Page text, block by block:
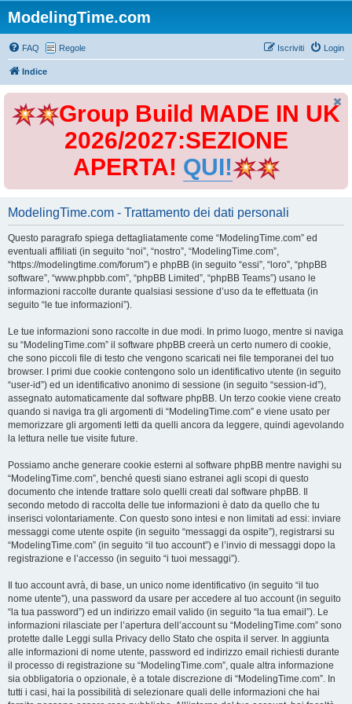
ModelingTime.com
FAQ Regole Login
Iscriviti
Indice
Group Build MADE IN UK
2026/2027:SEZIONE
APERTA! QUI!
ModelingTime.com - Trattamento dei dati personali
Questo paragrafo spiega dettagliatamente come “ModelingTime.com” ed
eventuali affiliati (in seguito “noi”, “nostro”, “ModelingTime.com”,
“https://modelingtime.com/forum”) e phpBB (in seguito “essi”, “loro”, “phpBB
software”, “www.phpbb.com”, “phpBB Limited”, “phpBB Teams”) usano le
informazioni raccolte durante qualsiasi sessione d’uso da te effettuata (in
seguito “le tue informazioni”).
Le tue informazioni sono raccolte in due modi. In primo luogo, mentre si naviga
su “ModelingTime.com” il software phpBB creerà un certo numero di cookie,
che sono piccoli file di testo che vengono scaricati nei file temporanei del tuo
browser. I primi due cookie contengono solo un identificativo utente (in seguito
“user-id”) ed un identificativo anonimo di sessione (in seguito “session-id”),
assegnato automaticamente dal software phpBB. Un terzo cookie viene creato
quando si naviga tra gli argomenti di “ModelingTime.com” e viene usato per
memorizzare gli argomenti letti da quelli ancora da leggere, quindi agevolando
la lettura nelle tue visite future.
Possiamo anche generare cookie esterni al software phpBB mentre navighi su
“ModelingTime.com”, benché questi siano estranei agli scopi di questo
documento che intende trattare solo quelli creati dal software phpBB. Il
secondo metodo di raccolta delle tue informazioni è dato da quello che tu
inserisci volontariamente. Con questo sono intesi e non limitati ad essi: inviare
messaggi come utente ospite (in seguito “messaggi da ospite”), registrarsi su
“ModelingTime.com” (in seguito “il tuo account”) e l’invio di messaggi dopo la
registrazione e l’accesso (in seguito “i tuoi messaggi”).
Il tuo account avrà, di base, un unico nome identificativo (in seguito “il tuo
nome utente”), una password da usare per accedere al tuo account (in seguito
“la tua password”) ed un indirizzo email valido (in seguito “la tua email”). Le
informazioni rilasciate per l’apertura dell’account su “ModelingTime.com” sono
protette dalle Leggi sulla Privacy dello Stato che ospita il server. In aggiunta
alle informazioni di nome utente, password ed indirizzo email richiesti durante
il processo di registrazione su “ModelingTime.com”, quale altra informazione
sia obbligatoria o opzionale, è a totale discrezione di “ModelingTime.com”. In
tutti i casi, hai la possibilità di selezionare quali delle informazioni che hai